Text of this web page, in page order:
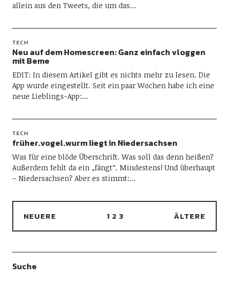
allein aus den Tweets, die um das…
TECH
Neu auf dem Homescreen: Ganz einfach vloggen
mit Beme
EDIT: In diesem Artikel gibt es nichts mehr zu lesen. Die
App wurde eingestellt. Seit ein paar Wochen habe ich eine
neue Lieblings-App:…
TECH
früher.vogel.wurm liegt in Niedersachsen
Was für eine blöde Überschrift. Was soll das denn heißen?
Außerdem fehlt da ein „fängt“. Mindestens! Und überhaupt
– Niedersachsen? Aber es stimmt:…
NEUERE 1 2 3 ÄLTERE
Suche